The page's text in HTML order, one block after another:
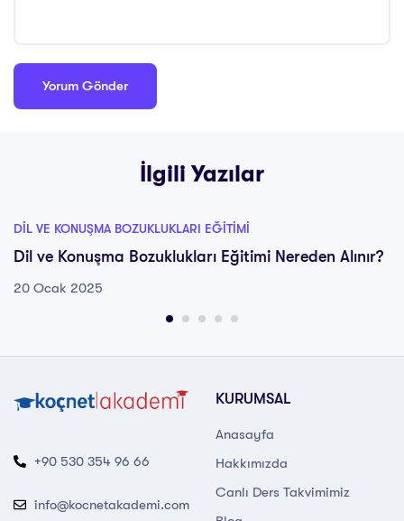
İlgili Yazılar
DIL VE KONUŞMA BOZUKLUKLARI EĞITIMI
Dil ve Konuşma Bozuklukları Eğitimi Nereden Alınır?
20 Ocak 2025
+90 530 354 96 66
info@kocnetakademi.com
KURUMSAL
Anasayfa
Hakkımızda
Canlı Ders Takvimimiz